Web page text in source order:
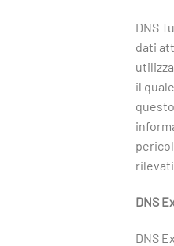
DNS
dati
il
rilevati.
DNS
DNS